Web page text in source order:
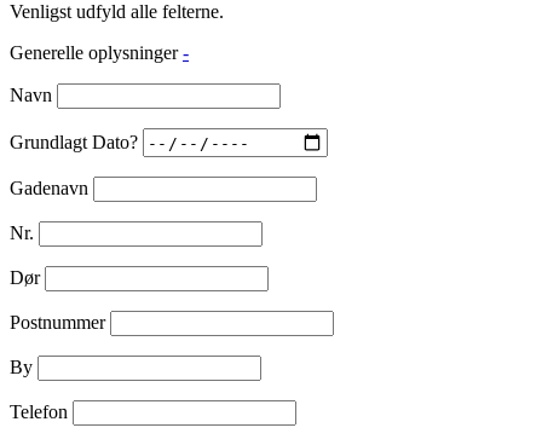
Venligst udfyld alle felterne.
Generelle oplysninger -
Navn
Grundlagt Dato?
Gadenavn
Nr.
Dør
Postnummer
By
Telefon